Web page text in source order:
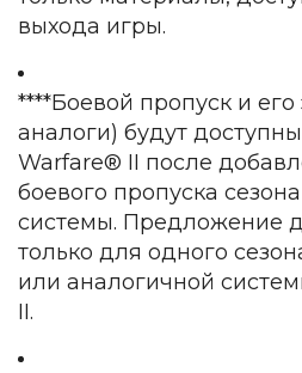
выхода игры.
****Боевой пропуск и
аналоги) будут
Warfare® II после
боевого пропуска
системы. Предложение
только для одного
или аналогичной
II.